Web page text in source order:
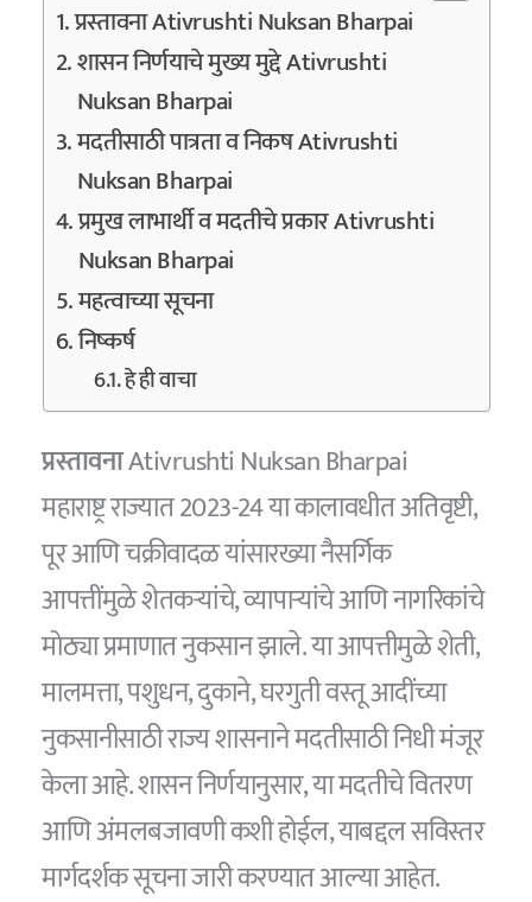
प्रस्तावना Ativrushti Nuksan Bharpai
शासन निर्णयाचे मुख्य मुद्दे Ativrushti
Nuksan Bharpai
मदतीसाठी पात्रता व निकष Ativrushti
Nuksan Bharpai
प्रमुख लाभार्थी व मदतीचे प्रकार Ativrushti
Nuksan Bharpai
महत्वाच्या सूचना
निष्कर्ष
हे ही वाचा
प्रस्तावनाAtivrushti Nuksan Bharpai
महाराष्ट्र राज्यात 2023-24 या कालावधीत अतिवृष्टी,
पूर आणि चक्रीवादळ यांसारख्या नैसर्गिक
आपत्तींमुळे शेतकऱ्यांचे, व्यापाऱ्यांचे आणि नागरिकांचे
मोठ्या प्रमाणात नुकसान झाले. या आपत्तीमुळे शेती,
मालमत्ता, पशुधन, दुकाने, घरगुती वस्तू आदींच्या
नुकसानीसाठी राज्य शासनाने मदतीसाठी निधी मंजूर
केला आहे. शासन निर्णयानुसार, या मदतीचे वितरण
आणि अंमलबजावणी कशी होईल, याबद्दल सविस्तर
मार्गदर्शक सूचना जारी करण्यात आल्या आहेत.